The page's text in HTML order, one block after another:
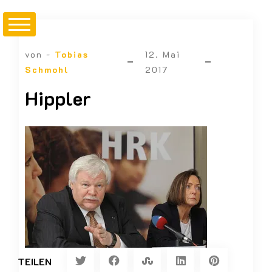
von - Tobias
Schmohl
12. Mai
2017
Hippler
TEILEN